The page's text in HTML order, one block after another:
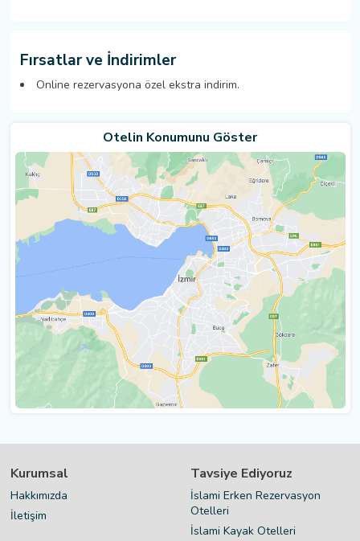
Fırsatlar ve İndirimler
Online rezervasyona özel ekstra indirim.
Otelin Konumunu Göster
Kurumsal
Hakkımızda
İletişim
Tavsiye Ediyoruz
İslami Erken Rezervasyon
Otelleri
İslami Kayak Otelleri